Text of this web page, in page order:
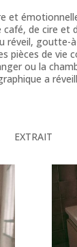
de cire
réveil,
pièces de
ou la
a
EXTRAIT